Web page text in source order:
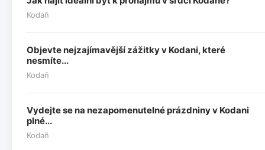
Kodaň
Objevte nejzajímavější zážitky v Kodani, které
nesmíte...
Kodaň
Vydejte se na nezapomenutelné prázdniny v Kodani
plné...
Kodaň